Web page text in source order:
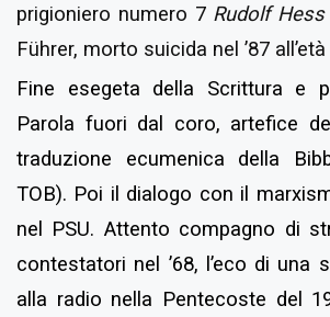
prigioniero numero 7 Rudolf Hess
Führer, morto suicida nel ’87
Fine esegeta della Scrittura e
Parola fuori dal coro, artefice
traduzione ecumenica della
TOB). Poi il dialogo con il
nel PSU. Attento compagno di
contestatori nel ’68, l’eco di una
alla radio nella Pentecoste del